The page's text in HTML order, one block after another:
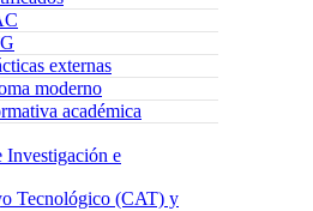
externas
moderno
académica
Investigación e
Tecnológico (CAT) y